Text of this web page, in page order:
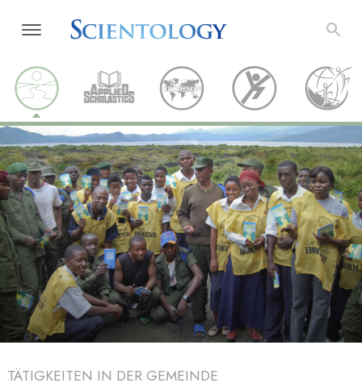
TÄTIGKEITEN IN DER GEMEINDE